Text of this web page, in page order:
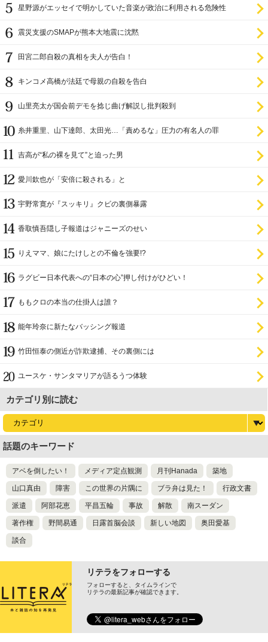
星野源がエッセイで明かしていた音楽が政治に利用される危険性
震災支援のSMAPが熊本大地震に沈黙
田宮二郎自殺の真相を夫人が告白！
キンコメ高橋が法廷で母親の自殺を告白
山里亮太が国会前デモを捻じ曲げ解説し批判殺到
糸井重里、山下達郎、太田光…「責めるな」圧力の有名人の罪
吉高が“私の裸を見て”と迫った男
愛川欽也が「安倍に殺される」と
宇野常寛が『スッキリ』クビの裏側暴露
香取慎吾隠し子報道はジャニーズのせい
りえママ、娘にたけしとの不倫を強要!?
ラグビー日本代表への“日本の心”押し付けがひどい！
ももクロの本当の仕掛人は誰？
能年玲奈に新たなバッシング報道
竹田恒泰の側近が詐欺逮捕、その裏側には
ユースケ・サンタマリアが語るうつ体験
カテゴリ別に読む
話題のキーワード
アベを倒したい！ メディア定点観測 月刊Hanada 築地
山口真由 障害 この世界の片隅に ブラ弁は見た！ 行政文書
派遣 阿部花恵 平昌五輪 事故 解散 南スーダン
著作権 野間易通 日露首脳会談 新しい地図 奥田愛基
談合
リテラをフォローする
フォローすると、タイムラインで
リテラの最新記事が確認できます。